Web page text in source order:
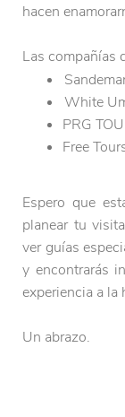
hacen
Las compañías
White
PRG
Free
Espero que
planear tu
ver guías
y encontrarás
experiencia a la
Un abrazo.